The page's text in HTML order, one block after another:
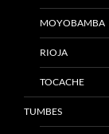
MOYOBAMBA
RIOJA
TOCACHE
TUMBES